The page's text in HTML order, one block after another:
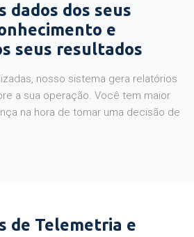
dados dos seus
e
seus resultados
nosso sistema gera relatórios
a sua operação. Você tem maior
na hora de tomar uma decisão de
de Telemetria e